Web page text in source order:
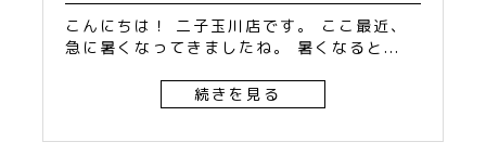
こんにちは！ 二子玉川店です。 ここ最近、
急に暑くなってきましたね。 暑くなると...
続きを見る